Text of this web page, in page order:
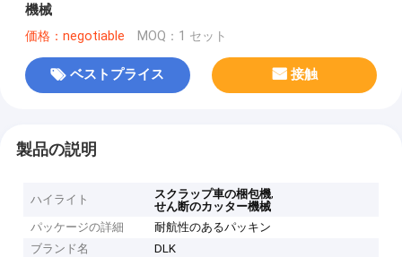
機械
価格：negotiable MOQ：1 セット
ベストプライス 接触
製品の説明
ハイライト スクラップ車の梱包機,
せん断のカッター機械
パッケージの詳細
耐航性のあるパッキン
ブランド名
DLK